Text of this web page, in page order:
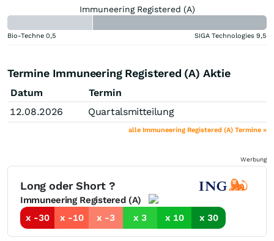
Immuneering Registered (A)
Bio-Techne 0,5 SIGA Technologies 9,5
Termine Immuneering Registered (A) Aktie
Datum
Termin
12.08.2026
Quartalsmitteilung
alle Immuneering Registered (A) Termine »
Werbung
Long oder Short ?
Immuneering Registered (A)
x -30
x -10 x -3 x 3 x 10 x 30